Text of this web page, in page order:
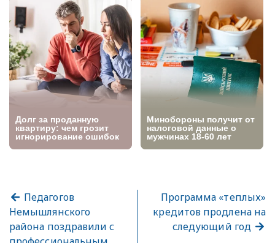
Педагогов
Немышлянского
района поздравили с
Программа «теплых»
кредитов продлена на
следующий год